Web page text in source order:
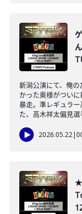
新潟公演にて、俺
かった奥様がつい
暴走。準レギュラ
た、高木祥太偏見
2026.05.22|
★